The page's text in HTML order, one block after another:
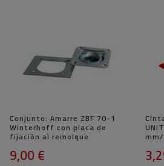
Conjunto: Amarre ZBF 70-1
Winterhoff con placa de
fijación al remolque
9,00 €